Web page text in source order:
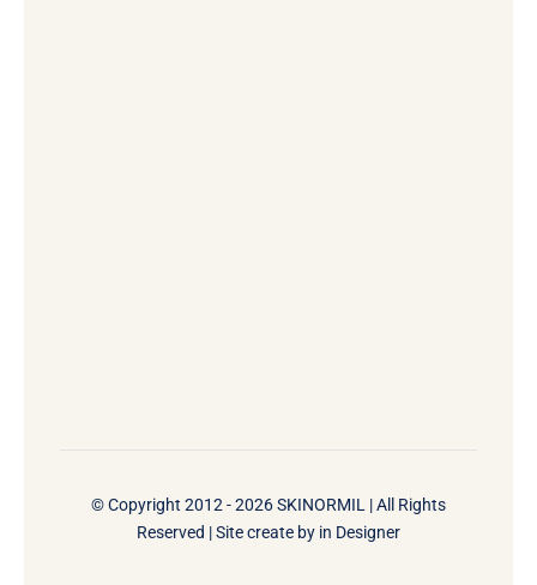
© Copyright 2012 - 2026 SKINORMIL | All Rights
Reserved | Site create by in Designer